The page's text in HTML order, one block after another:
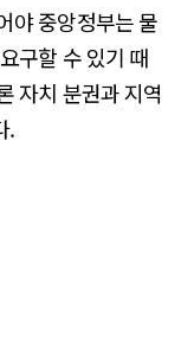
야 중앙정부는 물
구할 수 있기 때
자치 분권과 지역
.